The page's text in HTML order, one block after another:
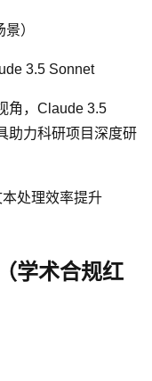
）
3.5 Sonnet
角，Claude 3.5
助力科研项目深度研
处理效率提升
学术合规红